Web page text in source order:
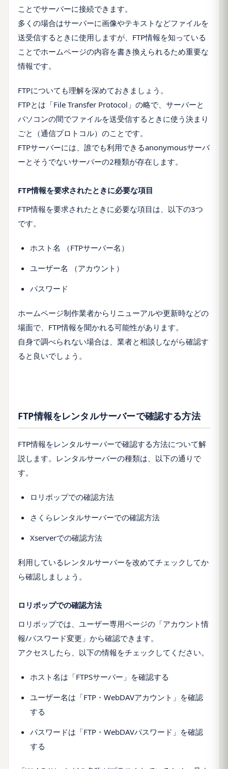
ことでサーバーに接続できます。
多くの場合はサーバーに画像やテキストなどファイルを
送受信するときに使用しますが、FTP情報を知っている
ことでホームページの内容を書き換えられるため重要な
情報です。
FTPについても理解を深めておきましょう。
FTPとは「File Transfer Protocol」の略で、サーバーと
パソコンの間でファイルを送受信するときに使う決まり
ごと（通信プロトコル）のことです。
FTPサーバーには、誰でも利用できるanonymousサーバ
ーとそうでないサーバーの2種類が存在します。
FTP情報を要求されたときに必要な項目
FTP情報を要求されたときに必要な項目は、以下の3つ
です。
ホスト名 （FTPサーバー名）
ユーザー名 （アカウント）
パスワード
ホームページ制作業者からリニューアルや更新時などの
場面で、FTP情報を聞かれる可能性があります。
自身で調べられない場合は、業者と相談しながら確認す
ると良いでしょう。
FTP情報をレンタルサーバーで確認する方法
FTP情報をレンタルサーバーで確認する方法について解
説します。レンタルサーバーの種類は、以下の通りで
す。
ロリポップでの確認方法
さくらレンタルサーバーでの確認方法
Xserverでの確認方法
利用しているレンタルサーバーを改めてチェックしてか
ら確認しましょう。
ロリポップでの確認方法
ロリポップでは、ユーザー専用ページの「アカウント情
報/パスワード変更」から確認できます。
アクセスしたら、以下の情報をチェックしてください。
ホスト名は「FTPSサーバー」を確認する
ユーザー名は「FTP・WebDAVアカウント」を確認
する
パスワードは「FTP・WebDAVパスワード」を確認
する